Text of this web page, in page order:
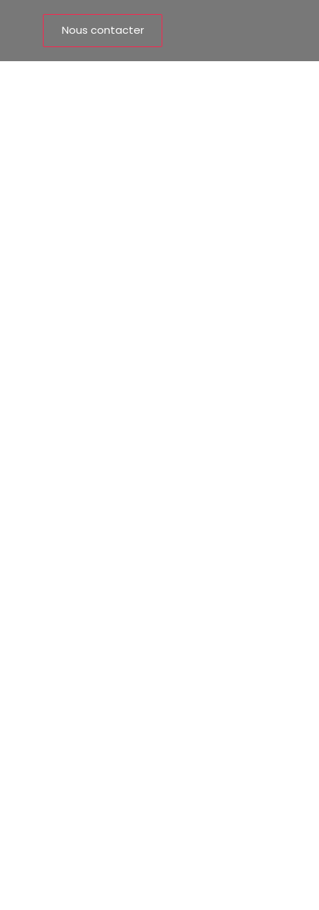
Nous contacter